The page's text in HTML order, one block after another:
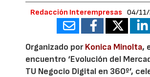
Redacción Interempresas 04/
Organizado porKonica Minolta,
encuentro ‘Evolución del
TU Negocio Digital en 360º’,